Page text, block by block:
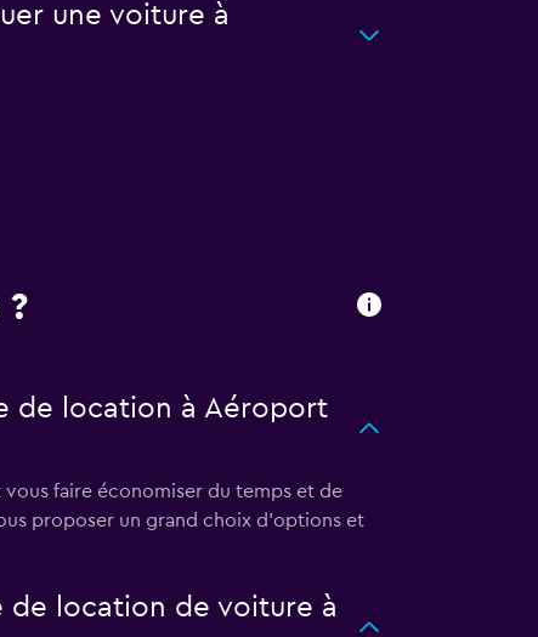
une voiture à
de location à Aéroport
faire économiser du temps et de
proposer un grand choix d'options et
de location de voiture à